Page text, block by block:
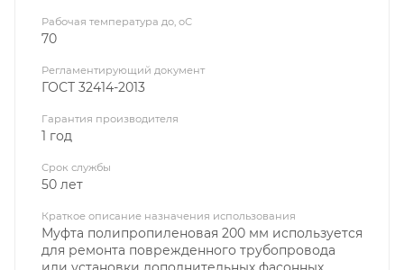
Рабочая температура до, оС
70
Регламентирующий документ
ГОСТ 32414-2013
Гарантия производителя
1 год
Срок службы
50 лет
Краткое описание назначения использования
Муфта полипропиленовая 200 мм используется
для ремонта поврежденного трубопровода